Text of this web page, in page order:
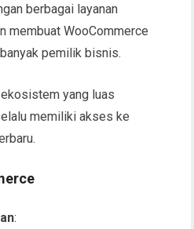
berbagai layanan
membuat WooCommerce
pemilik bisnis.
yang luas
memiliki akses ke
: